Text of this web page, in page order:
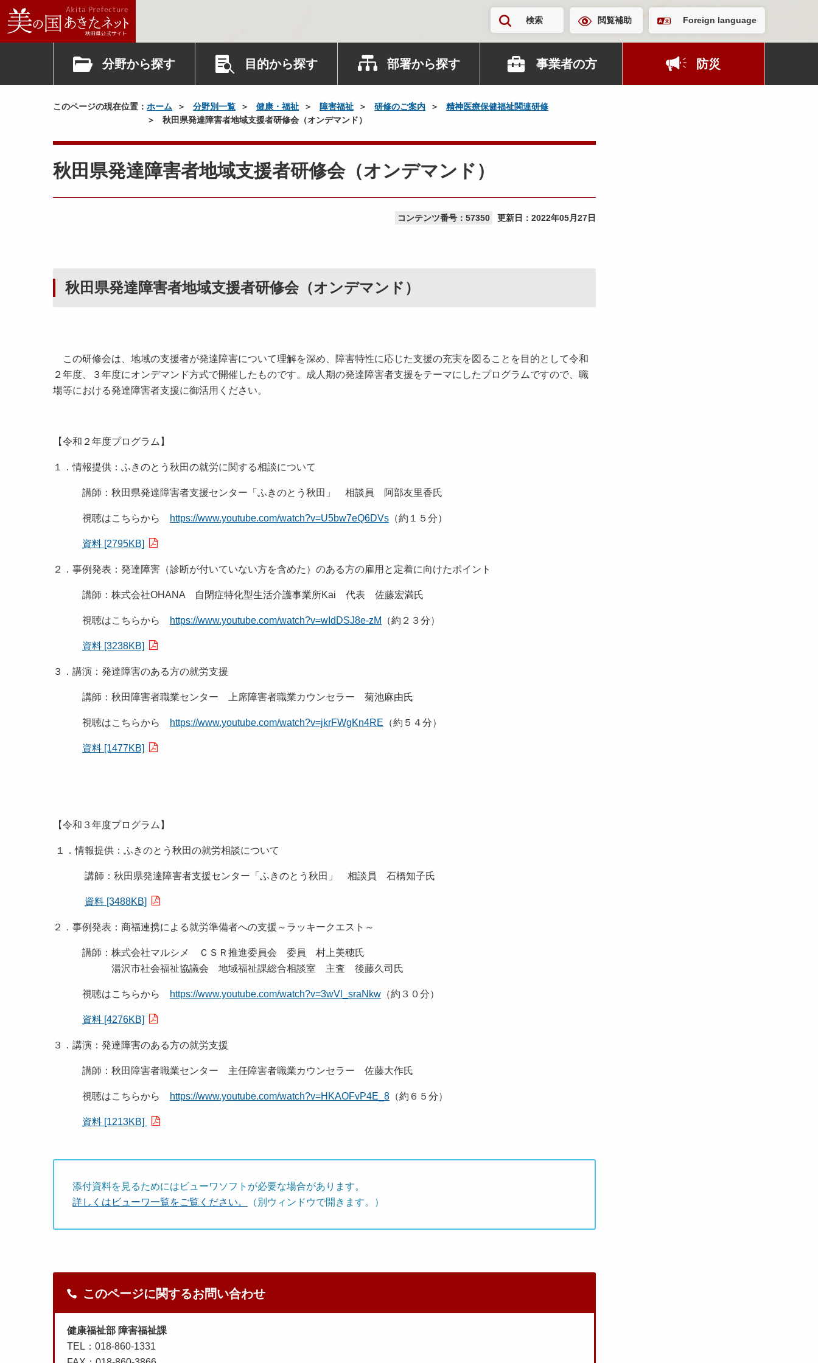
検索 閲覧補助 Foreign language
分野から探す 目的から探す 部署から探す 事業者の方 防災
このページの現在位置： ホーム 分野別一覧 健康・福祉 障害福祉 研修のご案内
精神医療保健福祉関連研修
秋田県発達障害者地域支援者研修会（オンデマンド）
秋田県発達障害者地域支援者研修会（オンデマンド）
コンテンツ番号：57350 更新日： 2022年05月27日
秋田県発達障害者地域支援者研修会（オンデマンド）
この研修会は、地域の支援者が発達障害について理解を深め、障害特性に応じた支援の充実を図ることを目的として令和
２年度、３年度にオンデマンド方式で開催したものです。成人期の発達障害者支援をテーマにしたプログラムですので、職
場等における発達障害者支援に御活用ください。
【令和２年度プログラム】
１．情報提供：ふきのとう秋田の就労に関する相談について
講師：秋田県発達障害者支援センター「ふきのとう秋田」 相談員 阿部友里香氏
視聴はこちらから https://www.youtube.com/watch?v=U5bw7eQ6DVs （約１５分）
資料 [2795KB]
２．事例発表：発達障害（診断が付いていない方を含めた）のある方の雇用と定着に向けたポイント
講師：株式会社OHANA 自閉症特化型生活介護事業所Kai 代表 佐藤宏満氏
視聴はこちらから https://www.youtube.com/watch?v=wIdDSJ8e-zM （約２３分）
資料 [3238KB]
３．講演：発達障害のある方の就労支援
講師：秋田障害者職業センター 上席障害者職業カウンセラー 菊池麻由氏
視聴はこちらから https://www.youtube.com/watch?v=jkrFWgKn4RE （約５４分）
資料 [1477KB]
【令和３年度プログラム】
１．情報提供：ふきのとう秋田の就労相談について
講師：秋田県発達障害者支援センター「ふきのとう秋田」 相談員 石橋知子氏
資料 [3488KB]
２．事例発表：商福連携による就労準備者への支援～ラッキークエスト～
講師：株式会社マルシメ ＣＳＲ推進委員会 委員 村上美穂氏
湯沢市社会福祉協議会 地域福祉課総合相談室 主査 後藤久司氏
視聴はこちらから https://www.youtube.com/watch?v=3wVl_sraNkw （約３０分）
資料 [4276KB]
３．講演：発達障害のある方の就労支援
講師：秋田障害者職業センター 主任障害者職業カウンセラー 佐藤大作氏
視聴はこちらから https://www.youtube.com/watch?v=HKAOFvP4E_8 （約６５分）
資料 [1213KB]
添付資料を見るためにはビューワソフトが必要な場合があります。
詳しくはビューワ一覧をご覧ください。
（別ウィンドウで開きます。）
このページに関するお問い合わせ
健康福祉部 障害福祉課
TEL：018-860-1331